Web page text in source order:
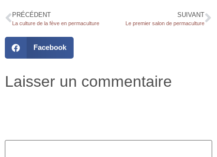
PRÉCÉDENT
La culture de la fève en permaculture
SUIVANT
Le premier salon de permaculture
Facebook
Laisser un commentaire